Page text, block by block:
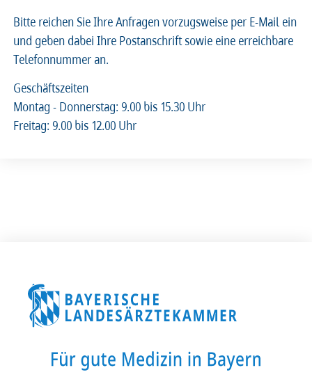
Bitte reichen Sie Ihre Anfragen vorzugsweise per E-Mail ein
und geben dabei Ihre Postanschrift sowie eine erreichbare
Telefonnummer an.
Geschäftszeiten
Montag - Donnerstag: 9.00 bis 15.30 Uhr
Freitag: 9.00 bis 12.00 Uhr